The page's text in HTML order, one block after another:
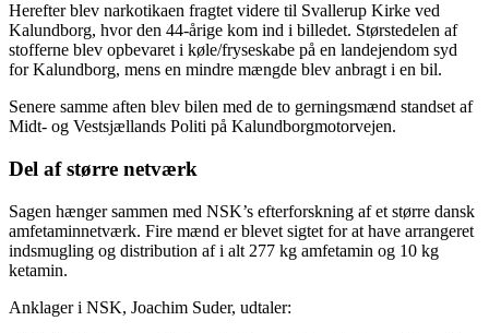
Herefter blev narkotikaen fragtet videre til Svallerup Kirke ved
Kalundborg, hvor den 44-årige kom ind i billedet. Størstedelen af
stofferne blev opbevaret i køle/fryseskabe på en landejendom syd
for Kalundborg, mens en mindre mængde blev anbragt i en bil.
Senere samme aften blev bilen med de to gerningsmænd standset af
Midt- og Vestsjællands Politi på Kalundborgmotorvejen.
Del af større netværk
Sagen hænger sammen med NSK’s efterforskning af et større dansk
amfetaminnetværk. Fire mænd er blevet sigtet for at have arrangeret
indsmugling og distribution af i alt 277 kg amfetamin og 10 kg
ketamin.
Anklager i NSK, Joachim Suder, udtaler: